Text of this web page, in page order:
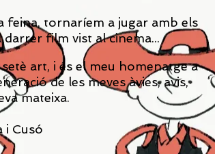
feina, tornaríem a jugar amb els
film vist al cinema...
art, i és el meu homenatge a
de les meves àvies, avis,
mateixa.
i Cusó